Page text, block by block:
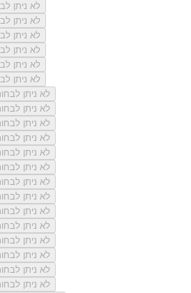
לא ניתן
לא ניתן
לא ניתן
לא ניתן
לא ניתן
לא ניתן
לא ניתן לבחור
לא ניתן לבחור
לא ניתן לבחור
לא ניתן לבחור
לא ניתן לבחור
לא ניתן לבחור
לא ניתן לבחור
לא ניתן לבחור
לא ניתן לבחור
לא ניתן לבחור
לא ניתן לבחור
לא ניתן לבחור
לא ניתן לבחור
לא ניתן לבחור